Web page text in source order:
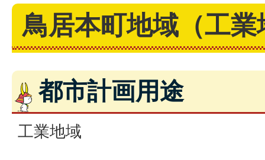
鳥居本町地域（工業
都市計画用途
工業地域